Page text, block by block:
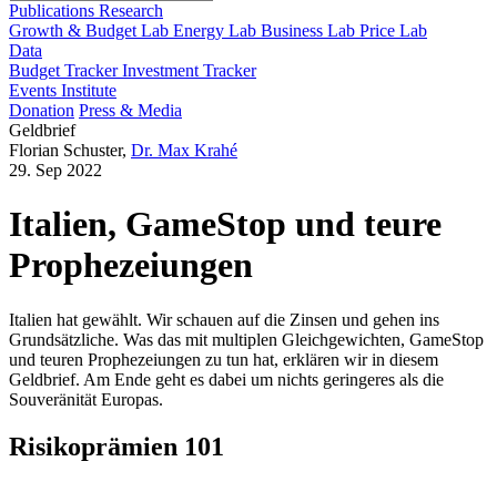
Publications Research
Growth & Budget Lab Energy Lab Business Lab Price Lab
Data
Budget TrackerInvestment Tracker
Events Institute
Donation Press & Media
Geldbrief
Florian Schuster, Dr. Max Krahé
29. Sep 2022
Italien, GameStop und teure
Prophezeiungen
Italien hat gewählt. Wir schauen auf die Zinsen und gehen ins
Grundsätzliche. Was das mit multiplen Gleichgewichten, GameStop
und teuren Prophezeiungen zu tun hat, erklären wir in diesem
Geldbrief. Am Ende geht es dabei um nichts geringeres als die
Souveränität Europas.
Risikoprämien 101